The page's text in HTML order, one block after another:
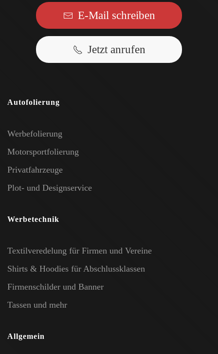
E-Mail schreiben
Jetzt anrufen
Autofolierung
Werbefolierung
Motorsportfolierung
Privatfahrzeuge
Plot- und Designservice
Werbetechnik
Textilveredelung für Firmen und Vereine
Shirts & Hoodies für Abschlussklassen
Firmenschilder und Banner
Tassen und mehr
Allgemein